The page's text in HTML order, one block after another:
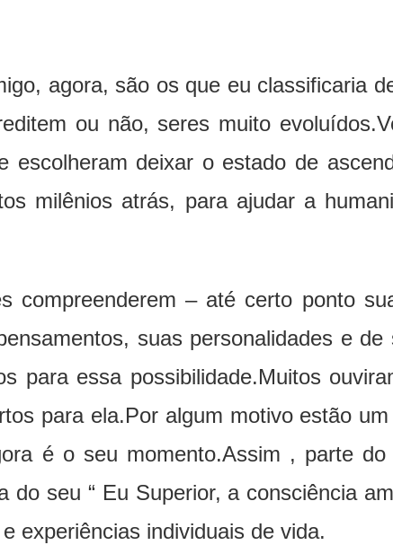
agora, são os que eu classificaria
ou não, seres muito
escolheram deixar o estado de
milênios atrás, para ajudar a
compreenderem – até certo ponto
suas personalidades e
para essa possibilidade.Muitos
para ela.Por algum motivo estão
é o seu momento.Assim , parte
do seu “ Eu Superior, a consciência
experiências individuais de vida.